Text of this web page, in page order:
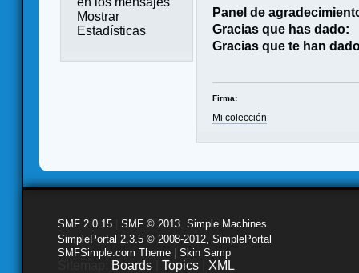
Mostrar
Estadísticas
Panel de
Gracias que has dado:
Gracias que te han
Firma:
Mi colección
SMF 2.0.15 SMF © 2013 Simple Machines
SimplePortal 2.3.5 © 2008-2012, SimplePortal
SMFSimple.com Theme | Skin Samp
Boards Topics XML